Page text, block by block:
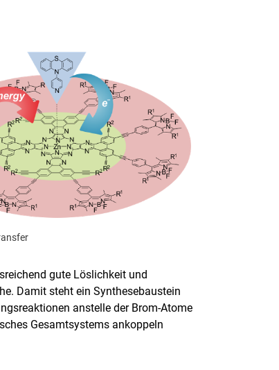
gute Löslichkeit und
Damit steht ein Synthesebaustein
anstelle der Brom-Atome
Gesamtsystems ankoppeln